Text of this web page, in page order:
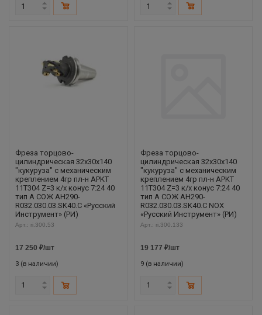
Фреза торцово-
цилиндрическая 32x30x140
"кукуруза" с механическим
креплением 4гр пл-н APKT
11T304 Z=3 к/х конус 7:24 40
тип A СОЖ AH290-
R032.030.03.SK40.C «Русский
Инструмент» (РИ)
Арт.: ri.300.53
17 250 ₽/шт
3 (в наличии)
Фреза торцово-
цилиндрическая 32x30x140
"кукуруза" с механическим
креплением 4гр пл-н APKT
11T304 Z=3 к/х конус 7:24 40
тип A СОЖ AH290-
R032.030.03.SK40.C NOX
«Русский Инструмент» (РИ)
Арт.: ri.300.133
19 177 ₽/шт
9 (в наличии)